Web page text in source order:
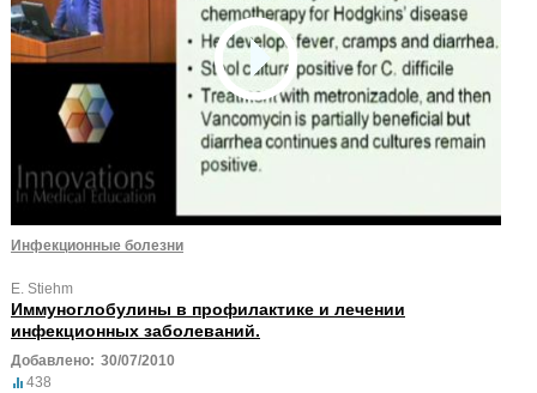
Инфекционные болезни
E. Stiehm
Иммуноглобулины в профилактике и лечении
инфекционных заболеваний.
Добавлено: 30/07/2010
438